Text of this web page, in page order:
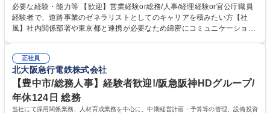
制度やキャリア支援が充実しております！ ※下記業務詳細 【業務詳細】■
管理部門：広報、人事、経理など当公社の運営に係る管理業務 ■収益部
門：駐車場の新規開拓、管理運営、新宿駅西口広場の「イベントコーナ
道路施設や道路工事現場の見学ツアー事業 ※入社後は上記いずれかの部門
へ配属。※業務内容変更の範囲：会社の定める業務 募集職種 【都庁グル
ープ】総合職（事務）◇残業月平均9時間未満／有給年平均16日取得
必要な経験・能力等 【歓迎】営業経験or総務/人事/経理経験or官公庁職員
経験者で、道路事業のゼネラリストとしてのキャリアを積みたい方【社
風】社内関係部署や東京都と連携が必要なため綿密にコミュニケーション
部門など多岐に渡る業務を経験できます。 ■様々なプロジェクト：駐車場
事業の他、新宿駅西口広場内に設置された照明を兼ねた広告「ブライトサ
イン」の管理運営を行うなど、事業収益を生み出す活動を積極的に行って
います。 学歴・資格 学歴：大学院 大学 高専 短大 専修学校 高校 語学力：
資格：
正社員
北大阪急行電鉄株式会社
【豊中市/総務人事】経験者歓迎!/阪急阪神HDグループ/
年休124日 総務
当社にて採用関係業務、人材育成業務を中心に、中期経営計画・予算等の管理、設備投資